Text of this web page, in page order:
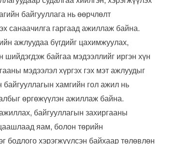
байгууллага нь өөрчлөлт
санаачилга гаргаад ажиллаж байна.
ажлуудаа бүгдийг цахимжуулах,
шийдэгдэж байгаа мэдээллийг иргэн хүн
мэдээлэл хүргэх гэх мэт ажлуудыг
хамгийн гол ажил нь
өргөжүүлэн ажиллаж байна.
байгууллагын захиргааны
яам, болон төрийн
бодлого хэрэгжүүлсэн байхаар төлөвлөн